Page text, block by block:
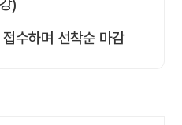
)
수하며 선착순 마감